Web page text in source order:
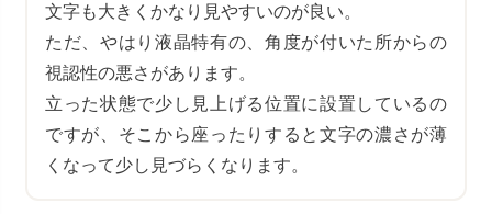
文字も大きくかなり見やすいのが良い。
ただ、やはり液晶特有の、角度が付いた所からの
視認性の悪さがあります。
立った状態で少し見上げる位置に設置しているの
ですが、そこから座ったりすると文字の濃さが薄
くなって少し見づらくなります。